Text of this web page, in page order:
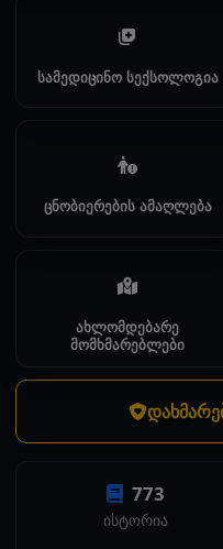
სამედიცინო სექსოლოგია
ცნობიერების ამაღლება
ახლომდებარე
მომხმარებლები
773
ისტორია